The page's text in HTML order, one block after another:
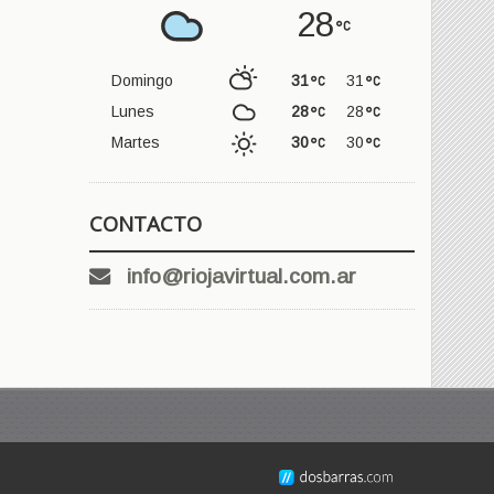
28
Domingo 31
31
Lunes
28
28
Martes
30
30
CONTACTO
info@riojavirtual.com.ar